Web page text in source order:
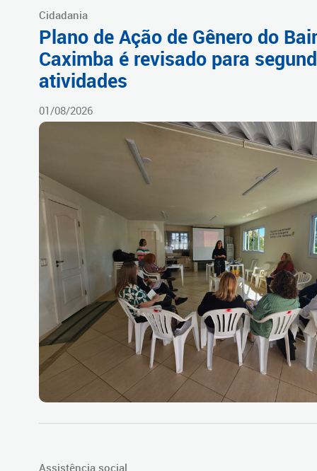
Cidadania
Plano de Ação de Gênero do
Caximba é revisado para
atividades
01/08/2026
Assistência social